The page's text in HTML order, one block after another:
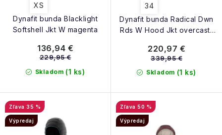
Dynafit bunda Blacklight
Softshell Jkt W magenta
XS
Skladom (1 ks)
136,94 €
229,95 €
Dynafit bunda Radical Dwn
Rds W Hood Jkt overcast-
34
Skladom (1 ks)
220,97 €
339,95 €
35 %
Výpredaj
50 %
Výpredaj